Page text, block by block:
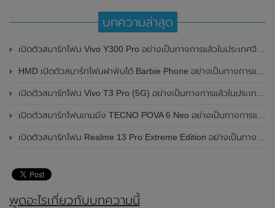
บทความล่าสุด
เปิดตัวสมาร์ทโฟน Vivo Y300 Pro อย่างเป็นทางการแล้วในประเทศจีน มาพร้อมดีไซน์พรีเมี่ยม ทนทาน และแบตเตอรี่สุดอึดขนาดใหญ่ 6,500mAh พร้อมรองรับการชาร์จไว 80W
HMD เปิดตัวสมาร์ทโฟนฝาพับได้ Barbie Phone อย่างเป็นทางการแล้ว มาพร้อมธีมสีชมพูสดใส
เปิดตัวสมาร์ทโฟน Vivo T3 Pro (5G) อย่างเป็นทางการแล้วในประเทศอินเดีย
เปิดตัวสมาร์ทโฟนเกมมิ่ง TECNO POVA 6 Neo อย่างเป็นทางการแล้วในประเทศไทย ในราคา 8,499 บาท
เปิดตัวสมาร์ทโฟน Realme 13 Pro Extreme Edition อย่างเป็นทางการแล้วในประเทศจีน
พูดอะไรเกี่ยวกับบทความนี้